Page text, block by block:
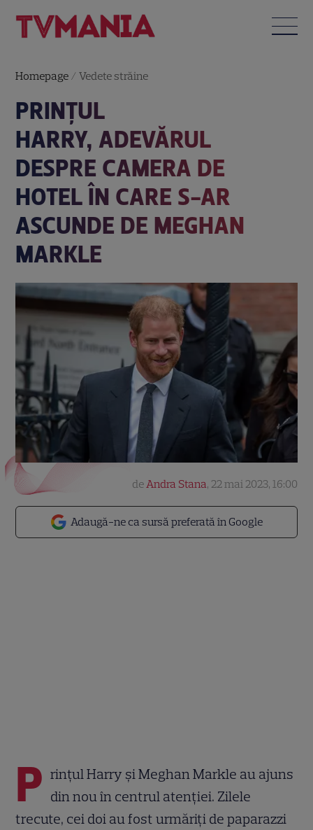
Homepage /Vedete străine
PRINȚUL
HARRY, ADEVĂRUL
DESPRE CAMERA DE
HOTEL ÎN CARE S-AR
ASCUNDE DE MEGHAN
MARKLE
Adaugă-ne ca sursă preferată în Google
deAndra Stana, 22 mai 2023, 16:00
P rințul Harry și Meghan Markle au ajuns
din nou în centrul atenției. Zilele
trecute, cei doi au fost urmăriți de paparazzi